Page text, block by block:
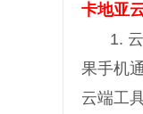
卡地亚
1.
果手机
云端工具